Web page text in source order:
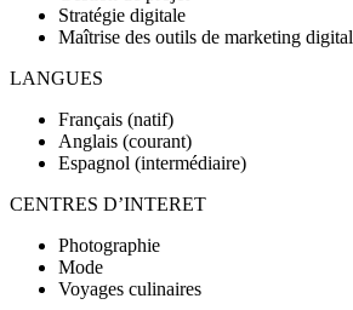
Stratégie digitale
Maîtrise des outils de marketing digital
LANGUES
Français (natif)
Anglais (courant)
Espagnol (intermédiaire)
CENTRES D’INTERET
Photographie
Mode
Voyages culinaires